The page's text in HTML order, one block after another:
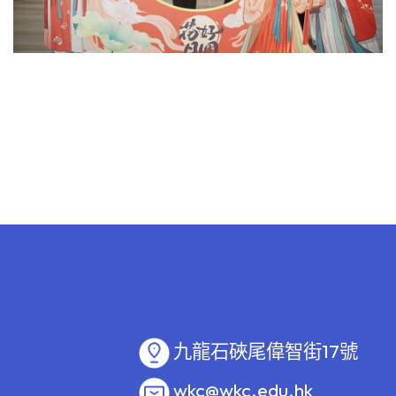
九龍石硤尾偉智街17號
wkc@wkc.edu.hk